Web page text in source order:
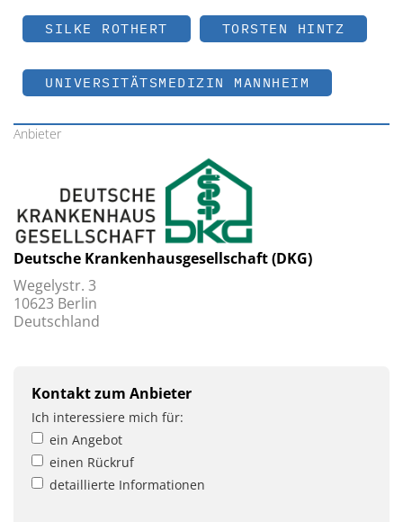
SILKE ROTHERT TORSTEN HINTZ
UNIVERSITÄTSMEDIZIN MANNHEIM
Anbieter
Deutsche Krankenhausgesellschaft (DKG)
Wegelystr. 3
10623 Berlin
Deutschland
Kontakt zum Anbieter
Ich interessiere mich für:
ein Angebot
einen Rückruf
detaillierte Informationen